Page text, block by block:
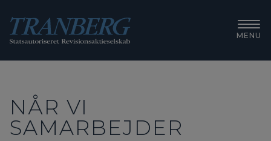
MENU
NÅR VI
SAMARBEJDER